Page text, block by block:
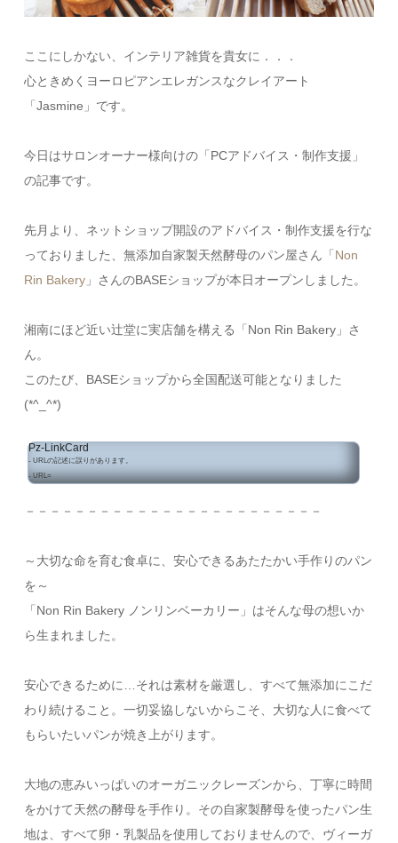
ここにしかない、インテリア雑貨を貴女に．．．
心ときめくヨーロピアンエレガンスなクレイアート
「Jasmine」です。
今日はサロンオーナー様向けの「PCアドバイス・制作支援」
の記事です。
先月より、ネットショップ開設のアドバイス・制作支援を行な
っておりました、無添加自家製天然酵母のパン屋さん「 Non
Rin Bakery 」さんのBASEショップが本日オープンしました。
湘南にほど近い辻堂に実店舗を構える「Non Rin Bakery」さ
ん。
このたび、BASEショップから全国配送可能となりました
(*^_^*)
Pz-LinkCard
- URLの記述に誤りがあります。
- URL=
－－－－－－－－－－－－－－－－－－－－－－－－
～大切な命を育む食卓に、安心できるあたたかい手作りのパン
を～
「Non Rin Bakery ノンリンベーカリー」はそんな母の想いか
ら生まれました。
安心できるために…それは素材を厳選し、すべて無添加にこだ
わり続けること。一切妥協しないからこそ、大切な人に食べて
もらいたいパンが焼き上がります。
大地の恵みいっぱいのオーガニックレーズンから、丁寧に時間
をかけて天然の酵母を手作り。その自家製酵母を使ったパン生
地は、すべて卵・乳製品を使用しておりませんので、ヴィーガ